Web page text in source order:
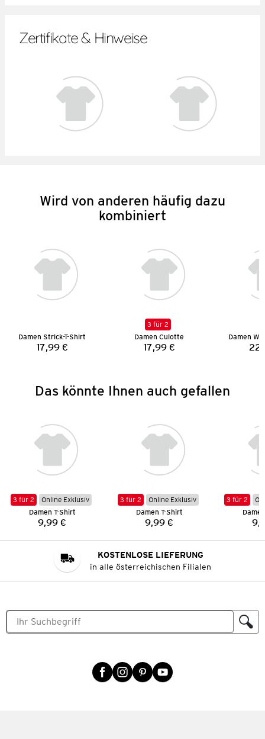
Zertifikate & Hinweise
Wird von anderen häufig dazu
kombiniert
Damen Strick-T-Shirt
Preis:
17,99 €
3 für 2
Damen Culotte
Preis:
17,99 €
Damen
Das könnte Ihnen auch gefallen
3 für 2
Online Exklusiv
Damen T-Shirt
Preis:
9,99 €
3 für 2
Online Exklusiv
Damen T-Shirt
Preis:
9,99 €
3 für 2
KOSTENLOSE LIEFERUNG
in alle österreichischen Filialen